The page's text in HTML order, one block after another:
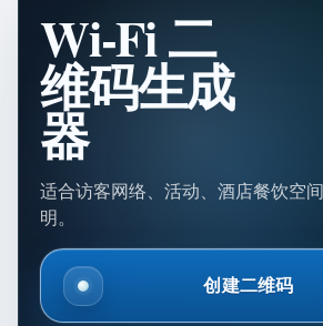
Wi-Fi 二
维码生成
器
适合访客网络、活动、酒店餐饮空
明。
创建二维码